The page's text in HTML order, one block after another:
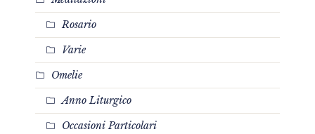
Rosario
Varie
Omelie
Anno Liturgico
Occasioni Particolari